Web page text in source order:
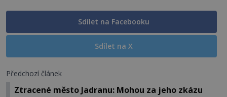
Sdílet na Facebooku
Sdílet na X
Předchozí článek
Ztracené město Jadranu: Mohou za jeho zkázu